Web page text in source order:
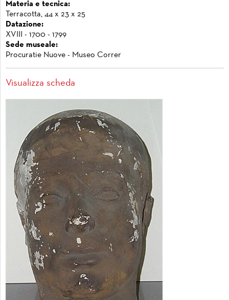
Materia e tecnica:
Terracotta, 44 x 23 x 25
Datazione:
XVIII - 1700 - 1799
Sede museale:
Procuratie Nuove - Museo Correr
Visualizza scheda